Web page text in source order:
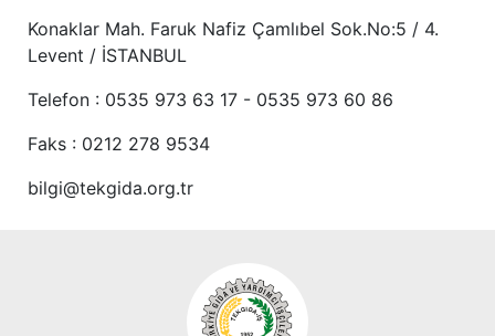
Konaklar Mah. Faruk Nafiz Çamlıbel Sok.No:5 / 4.
Levent / İSTANBUL
Telefon : 0535 973 63 17 - 0535 973 60 86
Faks : 0212 278 9534
bilgi@tekgida.org.tr